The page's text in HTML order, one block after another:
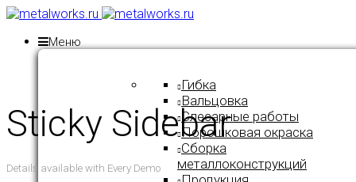
Меню
Гибка
Вальцовка
Слесарные работы
Порошковая окраска
Сборка
металлоконструкций
Sticky Sidebar
Details available with Every Demo